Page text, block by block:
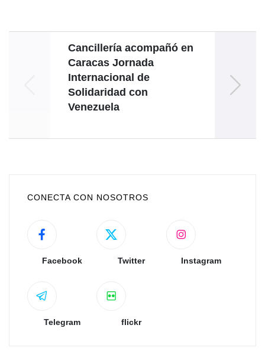
Cancillería acompañó en
Caracas Jornada
Internacional de
Solidaridad con
Venezuela
CONECTA CON NOSOTROS
Facebook Twitter Instagram
Telegram flickr